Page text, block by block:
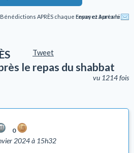
Bénédictions APRÈS chaque repas et Après le
Envoyez à un ami
Tweet
le repas du shabbat
vu 1214 fois
0
2024 à 15h32